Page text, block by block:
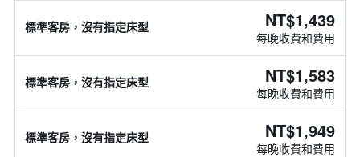
標準客房，沒有指定床型 NT$1,439
每晚收費和費用
標準客房，沒有指定床型 NT$1,583
每晚收費和費用
標準客房，沒有指定床型 NT$1,949
每晚收費和費用